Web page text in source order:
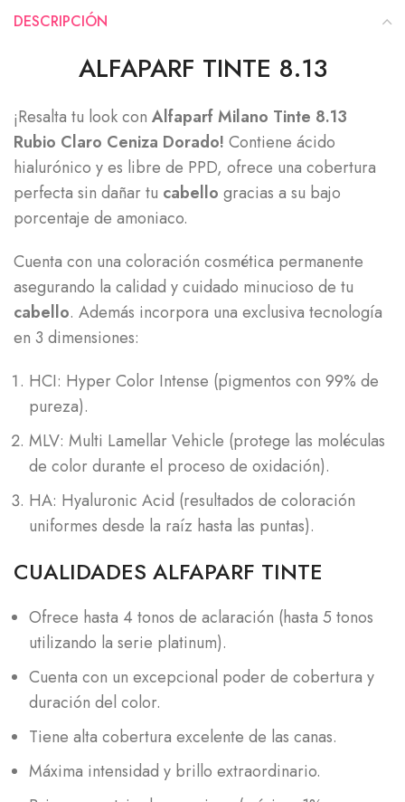
DESCRIPCIÓN
ALFAPARF TINTE 8.13
¡Resalta tu look con Alfaparf Milano Tinte 8.13
Rubio Claro Ceniza Dorado! Contiene ácido
hialurónico y es libre de PPD, ofrece una cobertura
perfecta sin dañar tu cabello gracias a su bajo
porcentaje de amoniaco.
Cuenta con una coloración cosmética permanente
asegurando la calidad y cuidado minucioso de tu
cabello. Además incorpora una exclusiva tecnología
en 3 dimensiones:
HCI: Hyper Color Intense (pigmentos con 99% de
pureza).
MLV: Multi Lamellar Vehicle (protege las moléculas
de color durante el proceso de oxidación).
HA: Hyaluronic Acid (resultados de coloración
uniformes desde la raíz hasta las puntas).
CUALIDADES ALFAPARF TINTE
Ofrece hasta 4 tonos de aclaración (hasta 5 tonos
utilizando la serie platinum).
Cuenta con un excepcional poder de cobertura y
duración del color.
Tiene alta cobertura excelente de las canas.
Máxima intensidad y brillo extraordinario.